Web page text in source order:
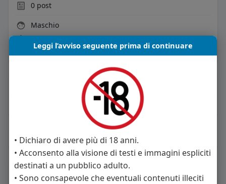
0post
Maschio
Vive in Italia
donne
Album (0)
Seguiti(6)
Leggi l’avviso seguente prima di continuare
• Dichiaro di avere più di 18 anni.
• Acconsento alla visione di testi e immagini espliciti
destinati a un pubblico adulto.
• Sono consapevole che eventuali contenuti illeciti